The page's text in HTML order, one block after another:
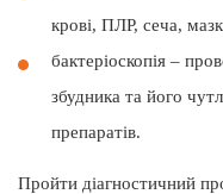
крові, ПЛР, сеча,
бактеріоскопія –
збудника та його
препаратів.
Пройти діагностичний